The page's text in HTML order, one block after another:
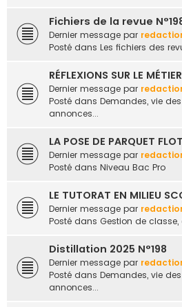
Fichiers de la revue
Dernier message par
Posté dans Les fichiers des
RÉFLEXIONS SUR LE
Dernier message par
Posté dans Demandes, vie
annonces...
LA POSE DE PARQUET
Dernier message par
Posté dans Niveau Bac Pro
LE TUTORAT EN MILIEU
Dernier message par
Posté dans Gestion de classe,
Distillation 2025 N°198
Dernier message par
Posté dans Demandes, vie
annonces...